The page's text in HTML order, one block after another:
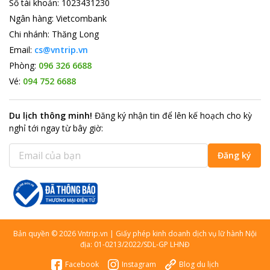
Số tài khoản: 1023431230
Ngân hàng: Vietcombank
Chi nhánh: Thăng Long
Email: cs@vntrip.vn
Phòng: 096 326 6688
Vé: 094 752 6688
Du lịch thông minh! Đăng ký nhận tin để lên kế hoạch cho kỳ
nghỉ tới ngay từ bây giờ:
Đăng ký
Bản quyền ©2026Vntrip.vn | Giấy phép kinh doanh dịch vụ lữ hành Nội
địa: 01-0213/2022/SDL-GP LHNĐ
Facebook
Instagram Blog du lịch